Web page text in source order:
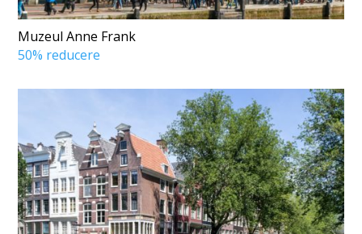
Muzeul Anne Frank
50% reducere